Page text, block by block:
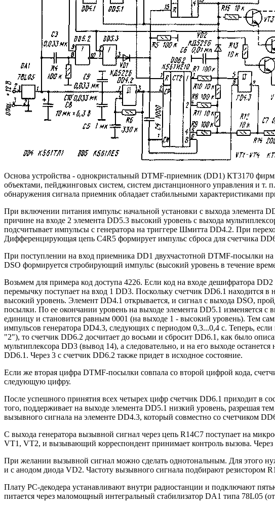
Основа устройства - однокристальный DTMF-приемник (DD1) КТ3170
объектами, пейджинговых систем, систем дистанционного управления и
обнаружения сигнала приемник обладает стабильными характеристиками
При включении питания импульс начальной установки с выхода элемента
причине на входе 2 элемента DD5.3 высокий уровень с выхода
подсчитывает импульсы с генератора на триггере Шмитта DD4.2. При
Дифференцирующая цепь C4R5 формирует импульс сброса для счетчика
При поступлении на вход приемника DD1 двухчастотной DTMF-посылки
DSO формируется стробирующий импульс (высокий уровень в течение
Возьмем для примера код доступа 4226. Если код на входе дешифратора
перемычку поступает на вход 1 DD3. Поскольку счетчик DD6.1 находится
высокий уровень. Элемент DD4.1 открывается, и сигнал с выхода DSO,
посылки. По ее окончании уровень на выходе элемента DD5.1 изменяется с
единицу и становится равным 0001 (на выходе 1 - высокий уровень). Тем
импульсов генератора DD4.3, следующих с периодом 0,3...0,4 с. Теперь,
"2"), то счетчик DD6.2 досчитает до восьми и сбросит DD6.1, как было
мультиплексора DD3 (вывод 14), а следовательно, и на его выходе
DD6.1. Через 3 с счетчик DD6.2 также придет в исходное состояние.
Если же вторая цифра DTMF-посылки совпала со второй цифрой кода,
следующую цифру.
После успешного принятия всех четырех цифр счетчик DD6.1 приходит в
того, поддерживает на выходе элемента DD5.1 низкий уровень, разрешая
вызывного сигнала на элементе DD4.3, который совместно со счетчиком
С выхода генератора вызывной сигнал через цепь R14C7 поступает на
VT1, VT2, и вызывающий корреспондент принимает контроль вызова. Через
При желании вызывной сигнал можно сделать однотональным. Для этого
и с анодом диода VD2. Частоту вызывного сигнала подбирают резистором
Плату PC-декодера устанавливают внутри радиостанции и подключают
питается через маломощный интегральный стабилизатор DA1 типа 78L05